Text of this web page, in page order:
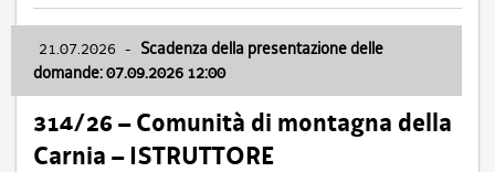
21.07.2026 - Scadenza della presentazione delle
domande: 07.09.2026 12:00
314/26 – Comunità di montagna della
Carnia – ISTRUTTORE